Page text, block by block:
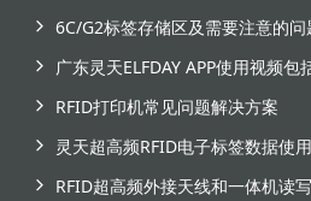
6C/G2标签存储区及需要注意的问
RFID打印机常见问题解决方案
RFID超高频外接天线和一体机读